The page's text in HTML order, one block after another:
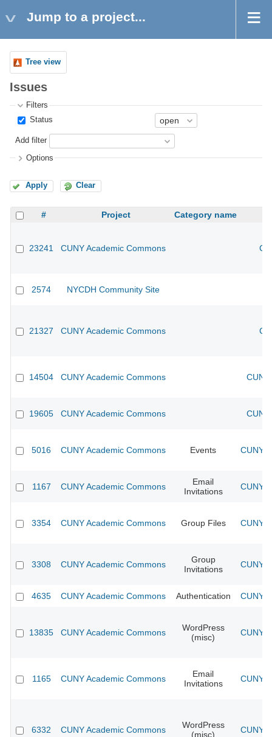
Jump to a project...
Tree view
Issues
Filters
Status
Add filter
Options
Apply Clear
# Project Category name
23241 CUNY Academic Commons
2574 NYCDH Community Site
21327 CUNY Academic Commons
14504 CUNY Academic Commons
19605 CUNY Academic Commons
5016 CUNY Academic Commons Events CUNY
1167 CUNY Academic Commons
Email
Invitations
CUNY
3354 CUNY Academic Commons Group Files CUNY
3308 CUNY Academic Commons
Group
Invitations
CUNY
4635 CUNY Academic Commons Authentication CUNY
13835 CUNY Academic Commons
WordPress
(misc)
CUNY
1165 CUNY Academic Commons
Email
Invitations
CUNY
6332 CUNY Academic Commons
WordPress
(misc)
CUNY